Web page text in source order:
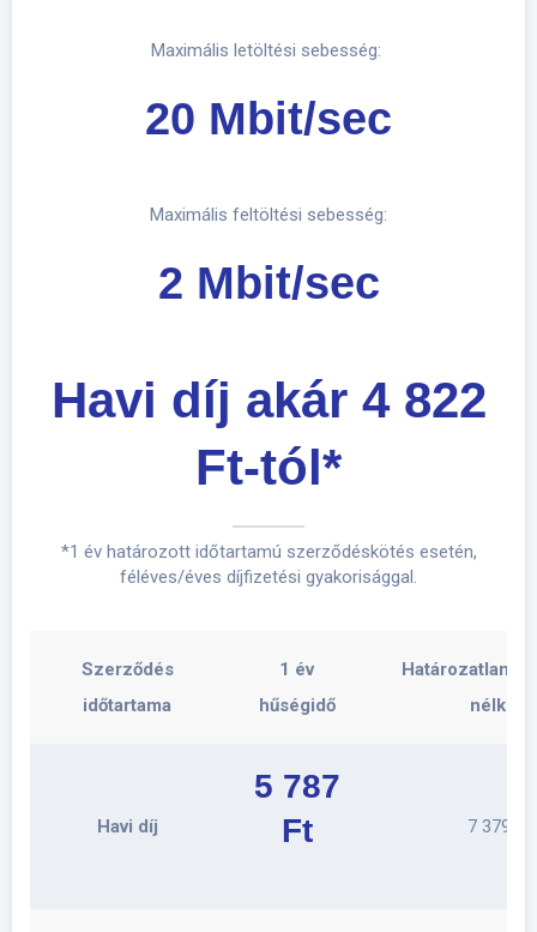
Maximális letöltési sebesség:
20 Mbit/sec
Maximális feltöltési sebesség:
2 Mbit/sec
Havi díj akár 4 822
Ft-tól*
*1 év határozott időtartamú szerződéskötés esetén,
féléves/éves díjfizetési gyakorisággal.
Szerződés
időtartama
1 év
hűségidő
Határozatlan
nélkül)
Havi díj
5 787
Ft
7 379 Ft